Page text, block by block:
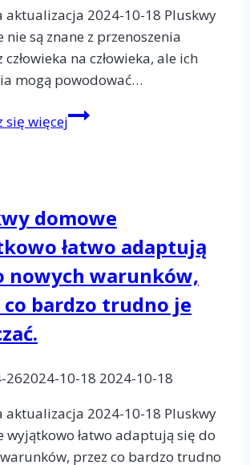
aktualizacja 2024-10-18 Pluskwy
nie są znane z przenoszenia
na człowieka, ale ich
mogą powodować…
się więcejJakie
infestacją
pluskiew
domowych?
domowe
łatwo adaptują
nowych warunków,
co bardzo trudno je
262024-10-18 2024-10-18
aktualizacja 2024-10-18 Pluskwy
wyjątkowo łatwo adaptują się do
przez co bardzo trudno